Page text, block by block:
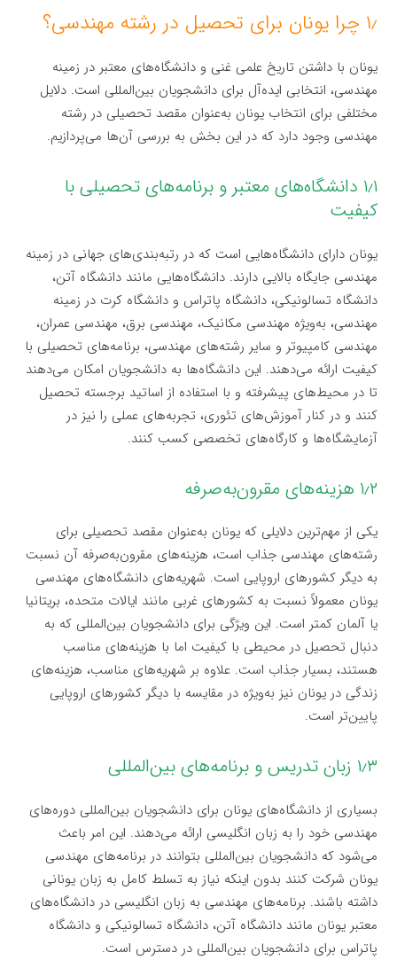
۱٫ چرا یونان برای تحصیل در رشته مهندسی؟
یونان با داشتن تاریخ علمی غنی و دانشگاه‌های معتبر در زمینه
مهندسی، انتخابی ایده‌آل برای دانشجویان بین‌المللی است. دلایل
مختلفی برای انتخاب یونان به‌عنوان مقصد تحصیلی در رشته
مهندسی وجود دارد که در این بخش به بررسی آن‌ها می‌پردازیم.
۱٫۱ دانشگاه‌های معتبر و برنامه‌های تحصیلی با
کیفیت
یونان دارای دانشگاه‌هایی است که در رتبه‌بندی‌های جهانی در زمینه
مهندسی جایگاه بالایی دارند. دانشگاه‌هایی مانند دانشگاه آتن،
دانشگاه تسالونیکی، دانشگاه پاتراس و دانشگاه کرت در زمینه
مهندسی، به‌ویژه مهندسی مکانیک، مهندسی برق، مهندسی عمران،
مهندسی کامپیوتر و سایر رشته‌های مهندسی، برنامه‌های تحصیلی با
کیفیت ارائه می‌دهند. این دانشگاه‌ها به دانشجویان امکان می‌دهند
تا در محیط‌های پیشرفته و با استفاده از اساتید برجسته تحصیل
کنند و در کنار آموزش‌های تئوری، تجربه‌های عملی را نیز در
آزمایشگاه‌ها و کارگاه‌های تخصصی کسب کنند.
۱٫۲ هزینه‌های مقرون‌به‌صرفه
یکی از مهم‌ترین دلایلی که یونان به‌عنوان مقصد تحصیلی برای
رشته‌های مهندسی جذاب است، هزینه‌های مقرون‌به‌صرفه آن نسبت
به دیگر کشورهای اروپایی است. شهریه‌های دانشگاه‌های مهندسی
یونان معمولاً نسبت به کشورهای غربی مانند ایالات متحده، بریتانیا
یا آلمان کمتر است. این ویژگی برای دانشجویان بین‌المللی که به
دنبال تحصیل در محیطی با کیفیت اما با هزینه‌های مناسب
هستند، بسیار جذاب است. علاوه بر شهریه‌های مناسب، هزینه‌های
زندگی در یونان نیز به‌ویژه در مقایسه با دیگر کشورهای اروپایی
پایین‌تر است.
۱٫۳ زبان تدریس و برنامه‌های بین‌المللی
بسیاری از دانشگاه‌های یونان برای دانشجویان بین‌المللی دوره‌های
مهندسی خود را به زبان انگلیسی ارائه می‌دهند. این امر باعث
می‌شود که دانشجویان بین‌المللی بتوانند در برنامه‌های مهندسی
یونان شرکت کنند بدون اینکه نیاز به تسلط کامل به زبان یونانی
داشته باشند. برنامه‌های مهندسی به زبان انگلیسی در دانشگاه‌های
معتبر یونان مانند دانشگاه آتن، دانشگاه تسالونیکی و دانشگاه
پاتراس برای دانشجویان بین‌المللی در دسترس است.